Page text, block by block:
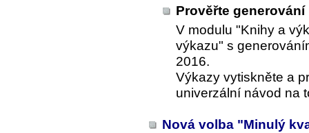
Prověřte
V modulu "Knihy a
výkazu" s
2016.
Výkazy vytiskněte a
univerzální návod na
Nová volba "Minulý